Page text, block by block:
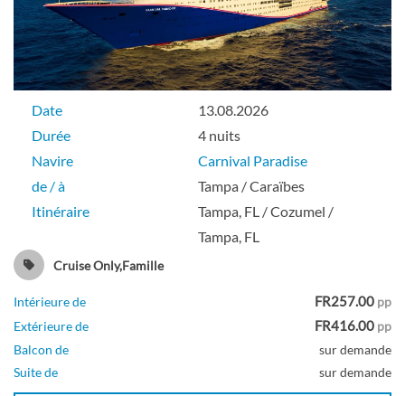
Date
13.08.2026
Durée
4 nuits
Navire
Carnival Paradise
de / à
Tampa / Caraïbes
Itinéraire
Tampa, FL / Cozumel /
Tampa, FL
Cruise Only,Famille
Intérieure de FR257.00 pp
Extérieure de
FR416.00 pp
Balcon de
sur demande
Suite de
sur demande